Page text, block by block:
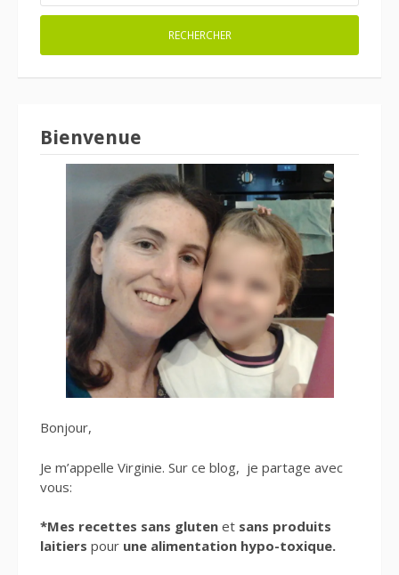
Bienvenue
Bonjour,
Je m’appelle Virginie. Sur ce blog, je partage avec
vous:
*Mes recettes sans gluten et sans produits
laitiers pour une alimentation hypo-toxique.